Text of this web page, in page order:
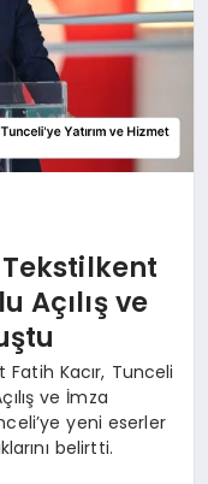
Açılış ve
Kacır, Tunceli
ve İmza
yeni eserler
belirtti.